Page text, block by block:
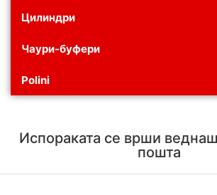
Цилиндри
Чаури-буфери
Polini
Испораката се врши
пошта